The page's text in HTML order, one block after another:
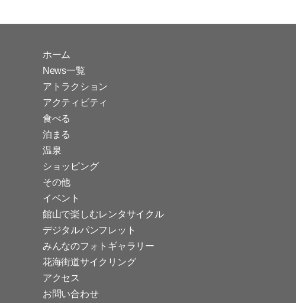
ホーム
News一覧
アトラクション
アクティビティ
食べる
泊まる
温泉
ショッピング
その他
イベント
館山で楽しむレンタサイクル
デジタルパンフレット
みんなのフォトギャラリー
花海街道サイクリング
アクセス
お問い合わせ